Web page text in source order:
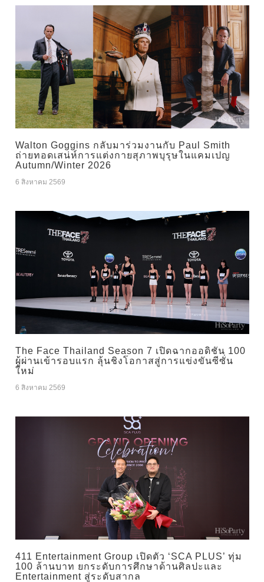
Walton Goggins กลับมาร่วมงานกับ Paul Smith
ถ่ายทอดเสน่ห์การแต่งกายสุภาพบุรุษในแคมเปญ
Autumn/Winter 2026
6 สิงหาคม 2569
The Face Thailand Season 7 เปิดฉากออดิชัน 100
ผู้ผ่านเข้ารอบแรก ลุ้นชิงโอกาสสู่การแข่งขันซีซั่น
ใหม่
6 สิงหาคม 2569
411 Entertainment Group เปิดตัว ‘SCA PLUS’ ทุ่ม
100 ล้านบาท ยกระดับการศึกษาด้านศิลปะและ
Entertainment สู่ระดับสากล